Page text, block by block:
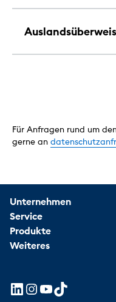
Für Anfragen rund um
gerne an
Unternehmen
Service
Produkte
Weiteres